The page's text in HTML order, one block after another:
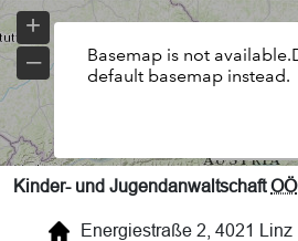
Kinder- und JugendanwaltschaftOÖ
Energiestraße 2, 4021 Linz